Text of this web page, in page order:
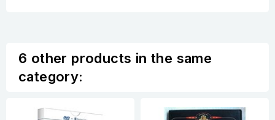
6 other products in the same
category: